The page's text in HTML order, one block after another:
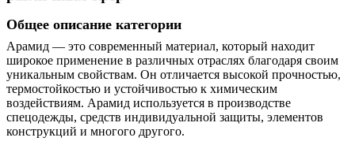
Общее описание категории
Арамид — это современный материал, который находит
широкое применение в различных отраслях благодаря своим
уникальным свойствам. Он отличается высокой прочностью,
термостойкостью и устойчивостью к химическим
воздействиям. Арамид используется в производстве
спецодежды, средств индивидуальной защиты, элементов
конструкций и многого другого.